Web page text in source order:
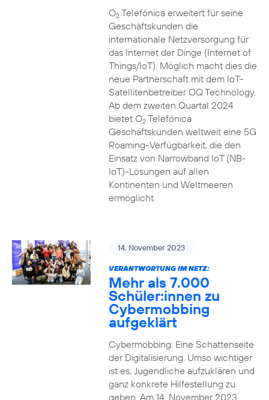
O2Telefónica erweitert für seine
Geschäftskunden die
internationale Netzversorgung für
das Internet der Dinge (Internet of
Things/IoT). Möglich macht dies die
neue Partnerschaft mit dem IoT-
Satellitenbetreiber OQ Technology.
Ab dem zweiten Quartal 2024
bietet O2Telefónica
Geschäftskunden weltweit eine 5G
Roaming-Verfügbarkeit, die den
Einsatz von Narrowband IoT (NB-
IoT)-Lösungen auf allen
Kontinenten und Weltmeeren
ermöglicht.
14. November 2023
VERANTWORTUNG IM NETZ:
Mehr als 7.000
Schüler:innen zu
Cybermobbing
aufgeklärt
Cybermobbing: Eine Schattenseite
der Digitalisierung. Umso wichtiger
ist es, Jugendliche aufzuklären und
ganz konkrete Hilfestellung zu
geben. Am 14. November 2023